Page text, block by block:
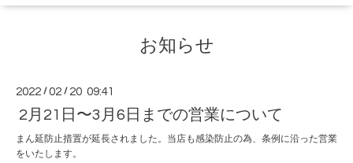
お知らせ
2022 /02 / 20 09:41
2月21日〜3月6日までの営業について
まん延防止措置が延長されました。当店も感染防止の為、条例に沿った営業
をいたします。